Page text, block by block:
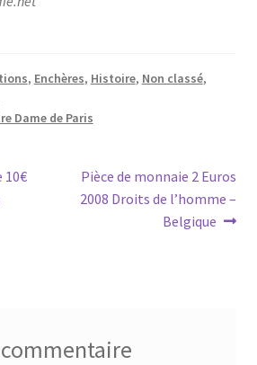
, Enchères, Histoire, Non classé,
Dame de Paris
10€
Pièce de monnaie 2 Euros
2008 Droits de l’homme –
Belgique